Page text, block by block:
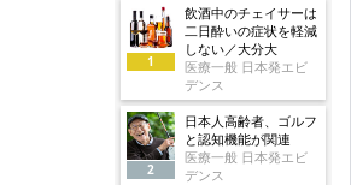
1
飲酒中のチェイサーは
二日酔いの症状を軽減
しない／大分大
医療一般 日本発エビ
デンス
2
日本人高齢者、ゴルフ
と認知機能が関連
医療一般 日本発エビ
デンス